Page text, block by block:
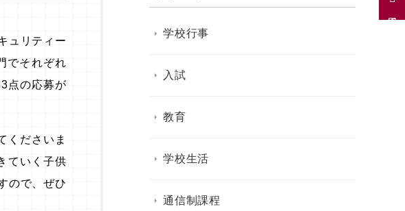
ュリティー
でそれぞれ
点の応募が
くださいま
ていく子供
ので、ぜひ
学校行事
入試
教育
学校生活
通信制課程